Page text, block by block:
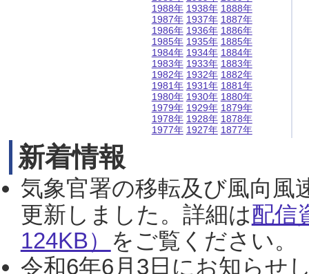
1988年
1987年
1986年
1985年
1984年
1983年
1982年
1981年
1980年
1979年
1978年
1977年
1938年
1937年
1936年
1935年
1934年
1933年
1932年
1931年
1930年
1929年
1928年
1927年
1888年
1887年
1886年
1885年
1884年
1883年
1882年
1881年
1880年
1879年
1878年
1877年
新着情報
気象官署の移転及び風向風
更新しました。詳細は配信
124KB） をご覧ください。
令和6年6月3日にお知らせ